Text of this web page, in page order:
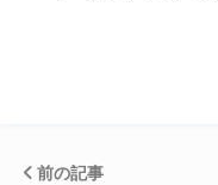
前の記事